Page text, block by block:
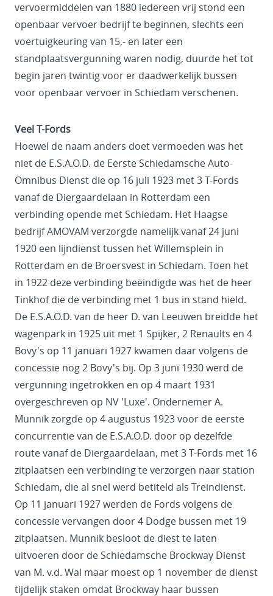
vervoermiddelen van 1880 iedereen vrij stond een
openbaar vervoer bedrijf te beginnen, slechts een
voertuigkeuring van 15,- en later een
standplaatsvergunning waren nodig, duurde het tot
begin jaren twintig voor er daadwerkelijk bussen
voor openbaar vervoer in Schiedam verschenen.
Veel T-Fords
Hoewel de naam anders doet vermoeden was het
niet de E.S.A.O.D. de Eerste Schiedamsche Auto-
Omnibus Dienst die op 16 juli 1923 met 3 T-Fords
vanaf de Diergaardelaan in Rotterdam een
verbinding opende met Schiedam. Het Haagse
bedrijf AMOVAM verzorgde namelijk vanaf 24 juni
1920 een lijndienst tussen het Willemsplein in
Rotterdam en de Broersvest in Schiedam. Toen het
in 1922 deze verbinding beëindigde was het de heer
Tinkhof die de verbinding met 1 bus in stand hield.
De E.S.A.O.D. van de heer D. van Leeuwen breidde het
wagenpark in 1925 uit met 1 Spijker, 2 Renaults en 4
Bovy's op 11 januari 1927 kwamen daar volgens de
concessie nog 2 Bovy's bij. Op 3 juni 1930 werd de
vergunning ingetrokken en op 4 maart 1931
overgeschreven op NV 'Luxe'. Ondernemer A.
Munnik zorgde op 4 augustus 1923 voor de eerste
concurrentie van de E.S.A.O.D. door op dezelfde
route vanaf de Diergaardelaan, met 3 T-Fords met 16
zitplaatsen een verbinding te verzorgen naar station
Schiedam, die al snel werd betiteld als Treindienst.
Op 11 januari 1927 werden de Fords volgens de
concessie vervangen door 4 Dodge bussen met 19
zitplaatsen. Munnik besloot de diest te laten
uitvoeren door de Schiedamsche Brockway Dienst
van M. v.d. Wal maar moest op 1 november de dienst
tijdelijk staken omdat Brockway haar bussen